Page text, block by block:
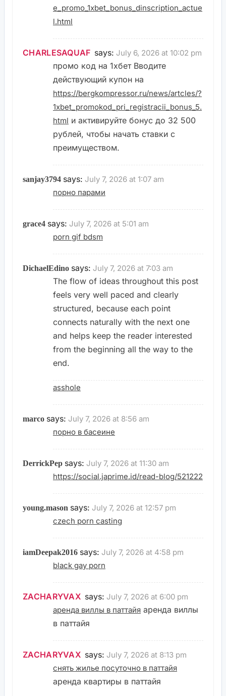
e_promo_1xbet_bonus_dinscription_actue
l.html
CHARLESAQUAF says: July 6, 2026 at 10:02 pm
промо код на 1хбет Вводите
действующий купон на
https://bergkompressor.ru/news/artcles/?
1xbet_promokod_pri_registracii_bonus_5.
html и активируйте бонус до 32 500
рублей, чтобы начать ставки с
преимуществом.
sanjay3794 says: July 7, 2026 at 1:07 am
порно парами
grace4 says: July 7, 2026 at 5:01 am
porn gif bdsm
DichaelEdino says: July 7, 2026 at 7:03 am
The flow of ideas throughout this post
feels very well paced and clearly
structured, because each point
connects naturally with the next one
and helps keep the reader interested
from the beginning all the way to the
end.
asshole
marco says: July 7, 2026 at 8:56 am
порно в басеине
DerrickPep says: July 7, 2026 at 11:30 am
https://social.japrime.id/read-blog/521222
young.mason says: July 7, 2026 at 12:57 pm
czech porn casting
iamDeepak2016 says: July 7, 2026 at 4:58 pm
black gay porn
ZACHARYVAX says: July 7, 2026 at 6:00 pm
аренда виллы в паттайя аренда виллы
в паттайя
ZACHARYVAX says: July 7, 2026 at 8:13 pm
снять жилье посуточно в паттайя
аренда квартиры в паттайя